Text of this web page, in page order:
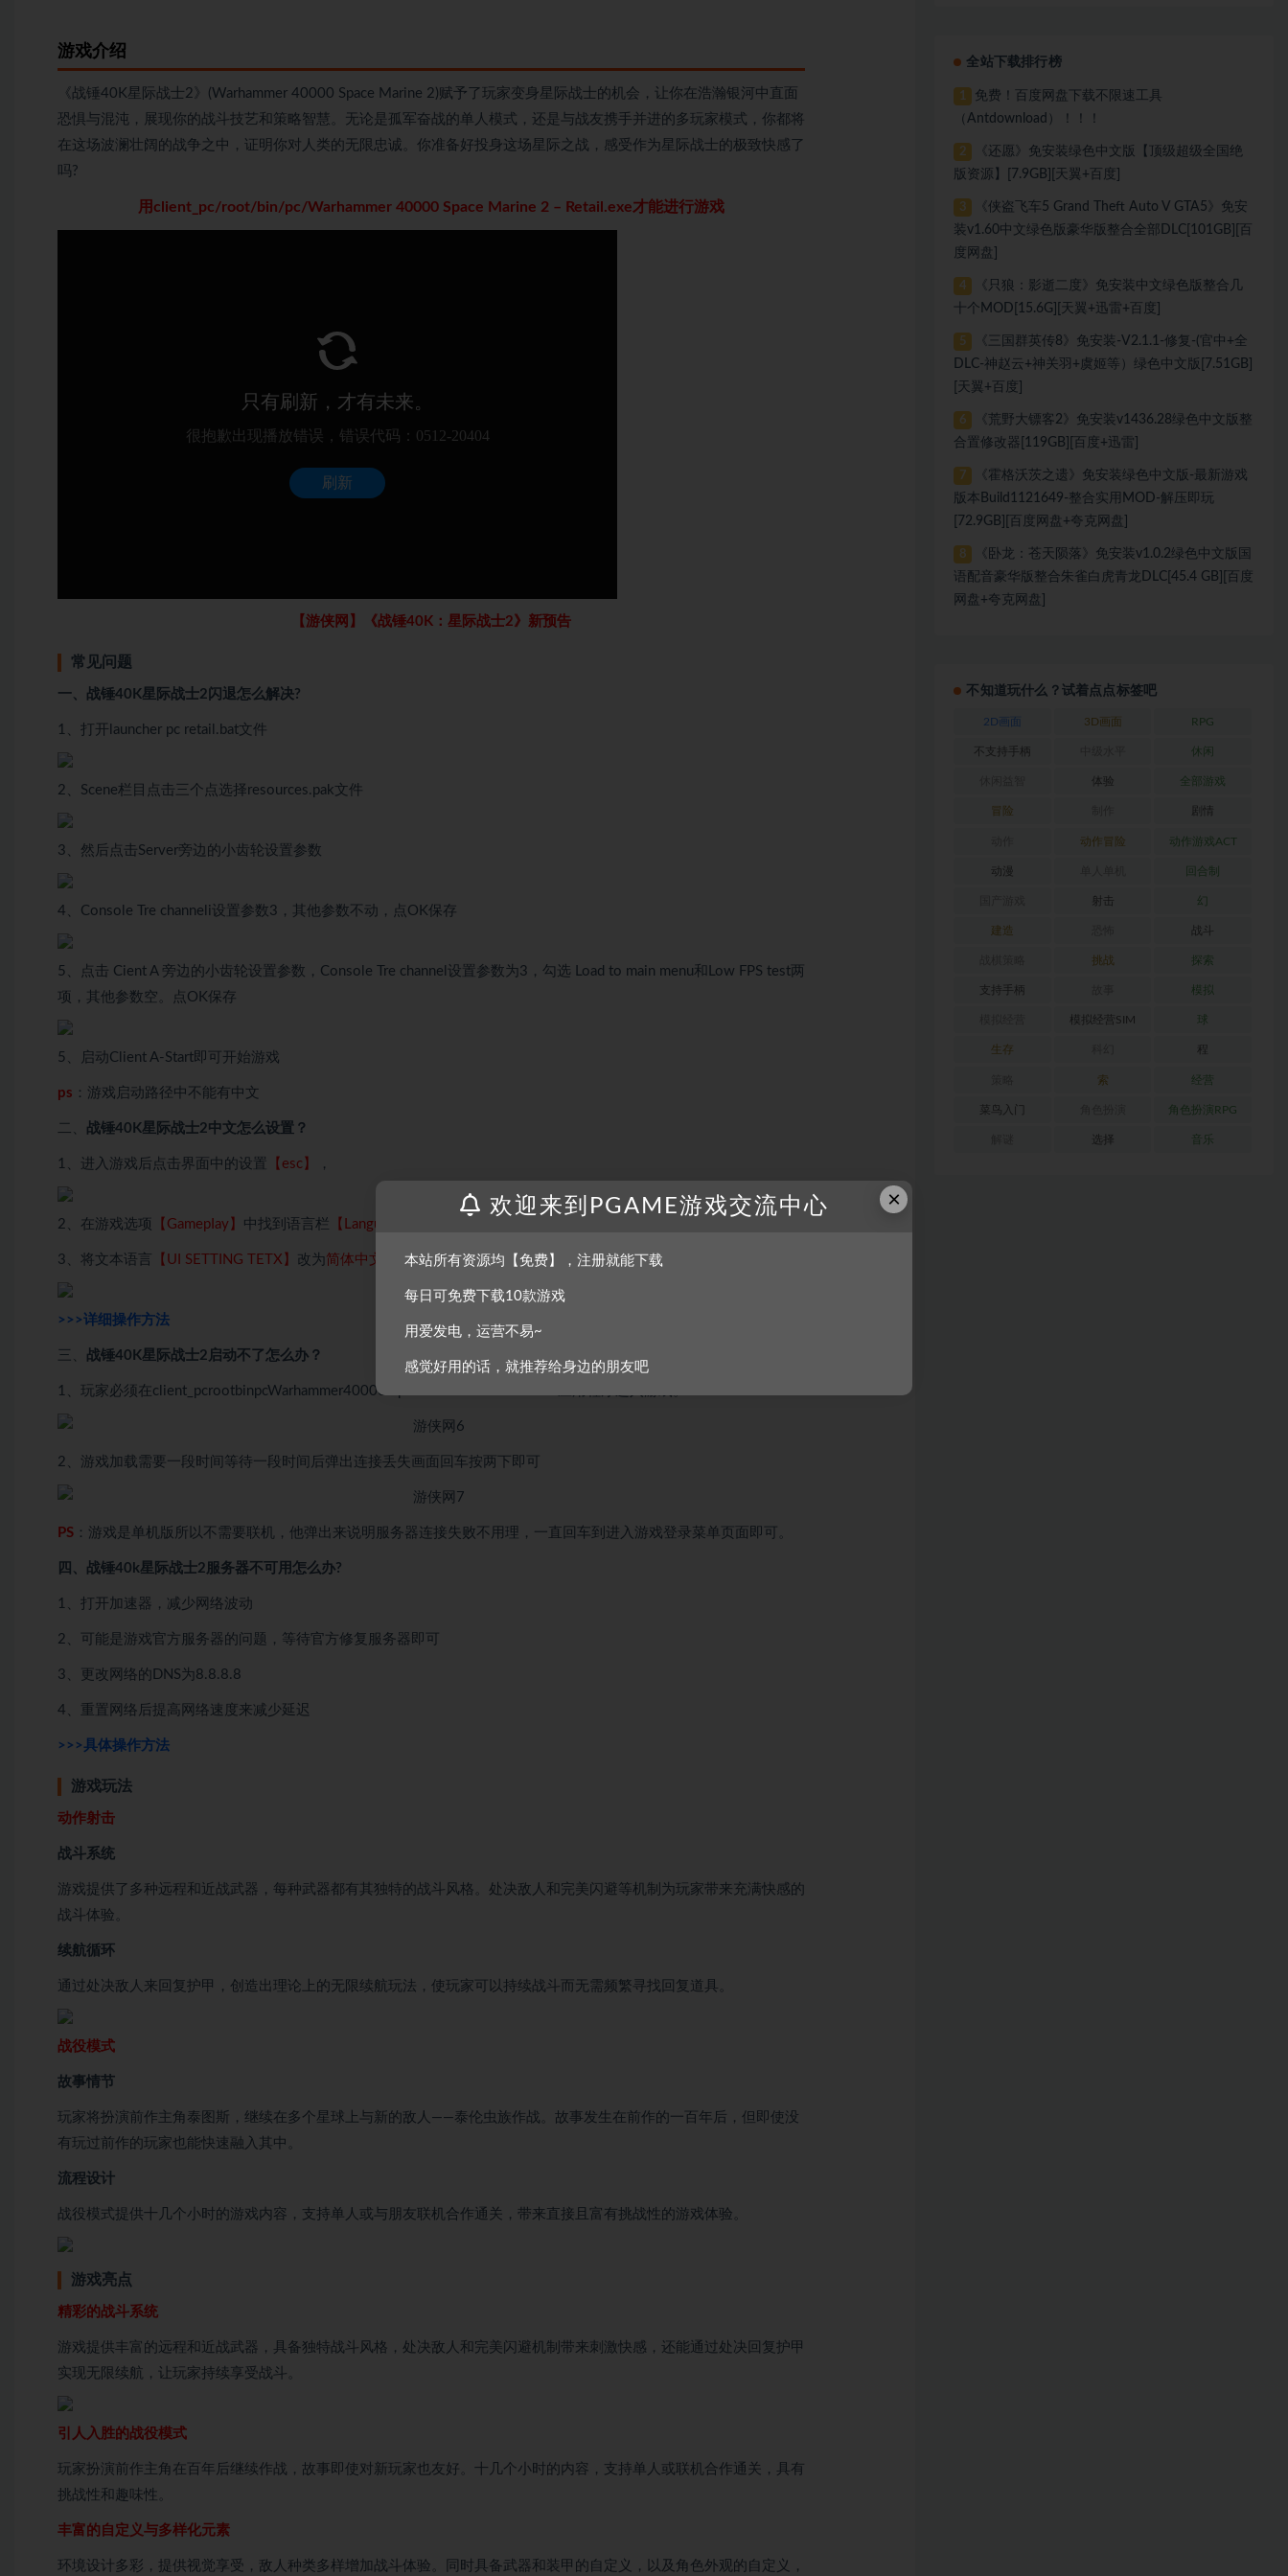
游戏介绍
《战锤40K星际战士2》(Warhammer 40000 Space Marine 2)赋予了玩家变身星际战士的机会，让你在浩瀚银河中直面
恐惧与混沌，展现你的战斗技艺和策略智慧。无论是孤军奋战的单人模式，还是与战友携手并进的多玩家模式，你都将
在这场波澜壮阔的战争之中，证明你对人类的无限忠诚。你准备好投身这场星际之战，感受作为星际战士的极致快感了
吗?
用client_pc/root/bin/pc/Warhammer 40000 Space Marine 2 – Retail.exe才能进行游戏
【游侠网】《战锤40K：星际战士2》新预告
常见问题
一、战锤40K星际战士2闪退怎么解决?
1、打开launcher pc retail.bat文件
2、Scene栏目点击三个点选择resources.pak文件
3、然后点击Server旁边的小齿轮设置参数
4、Console Tre channeli设置参数3，其他参数不动，点OK保存
5、点击 Cient A 旁边的小齿轮设置参数，Console Tre channel设置参数为3，勾选 Load to main menu和Low FPS test两
项，其他参数空。点OK保存
5、启动Client A-Start即可开始游戏
ps ：游戏启动路径中不能有中文
二、 战锤40K星际战士2中文怎么设置？
1、进入游戏后点击界面中的设置 【esc】 ，
2、在游戏选项 【GamepIay】 中找到语言栏 【Language】
3、将文本语言 【UI SETTING TETX】 改为简体中文 即可。
>>>详细操作方法
三、 战锤40K星际战士2启动不了怎么办？
1、玩家必须在client_pcrootbinpcWarhammer40000 Space Marine 2-Retail.exe 应用程序进入游戏。
2、游戏加载需要一段时间等待一段时间后弹出连接丢失画面回车按两下即可
PS ：游戏是单机版所以不需要联机，他弹出来说明服务器连接失败不用理，一直回车到进入游戏登录菜单页面即可。
四、战锤40k星际战士2服务器不可用怎么办?
1、打开加速器，减少网络波动
2、可能是游戏官方服务器的问题，等待官方修复服务器即可
3、更改网络的DNS为8.8.8.8
4、重置网络后提高网络速度来减少延迟
>>>具体操作方法
游戏玩法
动作射击
战斗系统
游戏提供了多种远程和近战武器，每种武器都有其独特的战斗风格。处决敌人和完美闪避等机制为玩家带来充满快感的
战斗体验。
续航循环
通过处决敌人来回复护甲，创造出理论上的无限续航玩法，使玩家可以持续战斗而无需频繁寻找回复道具。
战役模式
故事情节
玩家将扮演前作主角泰图斯，继续在多个星球上与新的敌人——泰伦虫族作战。故事发生在前作的一百年后，但即使没
有玩过前作的玩家也能快速融入其中。
流程设计
战役模式提供十几个小时的游戏内容，支持单人或与朋友联机合作通关，带来直接且富有挑战性的游戏体验。
游戏亮点
精彩的战斗系统
游戏提供丰富的远程和近战武器，具备独特战斗风格，处决敌人和完美闪避机制带来刺激快感，还能通过处决回复护甲
实现无限续航，让玩家持续享受战斗。
引人入胜的战役模式
玩家扮演前作主角在百年后继续作战，故事即使对新玩家也友好。十几个小时的内容，支持单人或联机合作通关，具有
挑战性和趣味性。
丰富的自定义与多样化元素
环境设计多彩，提供视觉享受，敌人种类多样增加战斗体验。同时具备武器和装甲的自定义，以及角色外观的自定义，
全站下载排行榜
1
免费！百度网盘下载不限速工具
（Antdownload）！！！
2
《还愿》免安装绿色中文版【顶级超级全国绝
版资源】[7.9GB][天翼+百度]
3
《侠盗飞车5 Grand Theft Auto V GTA5》免安
装v1.60中文绿色版豪华版整合全部DLC[101GB][百
度网盘]
4
《只狼：影逝二度》免安装中文绿色版整合几
十个MOD[15.6G][天翼+迅雷+百度]
5
《三国群英传8》免安装-V2.1.1-修复-(官中+全
DLC-神赵云+神关羽+虞姬等）绿色中文版[7.51GB]
[天翼+百度]
6
《荒野大镖客2》免安装v1436.28绿色中文版整
合置修改器[119GB][百度+迅雷]
7
《霍格沃茨之遗》免安装绿色中文版-最新游戏
版本Build1121649-整合实用MOD-解压即玩
[72.9GB][百度网盘+夸克网盘]
8
《卧龙：苍天陨落》免安装v1.0.2绿色中文版国
语配音豪华版整合朱雀白虎青龙DLC[45.4 GB][百度
网盘+夸克网盘]
不知道玩什么？试着点点标签吧
2D画面 3D画面 RPG
不支持手柄 休闲
体验 全部游戏
冒险 剧情
动作冒险 动作游戏ACT
动漫 回合制
射击 幻
建造 战斗
挑战 探索
支持手柄 模拟
模拟经营SIM 球
生存 程
索 经营
菜鸟入门 角色扮演RPG
选择 音乐
×
欢迎来到PGAME游戏交流中心
本站所有资源均【免费】，注册就能下载
每日可免费下载10款游戏
用爱发电，运营不易~
感觉好用的话，就推荐给身边的朋友吧